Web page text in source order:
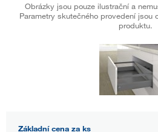
Obrázky jsou pouze ilustrační a
Parametry skutečného provedení jsou
produktu.
Základní cena za ks